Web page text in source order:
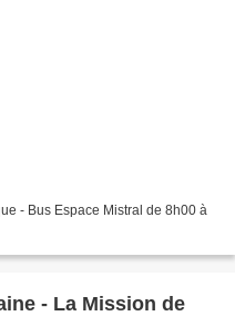
- Bus Espace Mistral de 8h00 à
- La Mission de